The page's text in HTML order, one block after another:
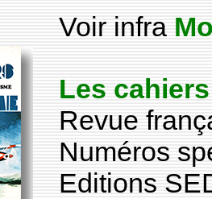
Voir infra
Les
Revue
Numéros
Editions